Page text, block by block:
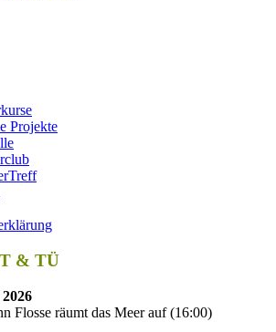
Projekte
& TÜ
Flosse räumt das Meer auf(16:00)